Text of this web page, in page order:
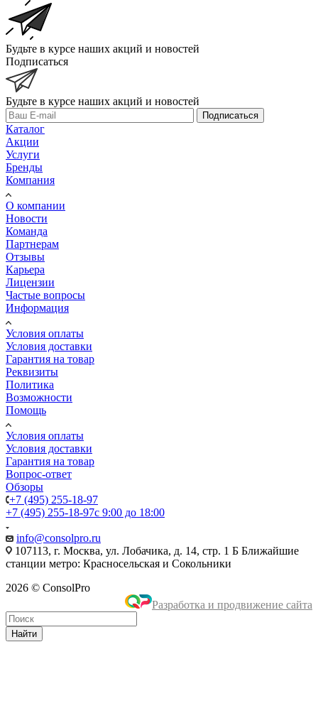
Будьте в курсе наших акций и новостей
Подписаться
Будьте в курсе наших акций и новостей
Подписаться
Каталог
Акции
Услуги
Бренды
Компания
О компании
Новости
Команда
Партнерам
Отзывы
Карьера
Лицензии
Частые вопросы
Информация
Условия оплаты
Условия доставки
Гарантия на товар
Реквизиты
Политика
Возможности
Помощь
Условия оплаты
Условия доставки
Гарантия на товар
Вопрос-ответ
Обзоры
+7 (495) 255-18-97
+7 (495) 255-18-97с 9:00 до 18:00
info@consolpro.ru
107113, г. Москва, ул. Лобачика, д. 14, стр. 1 Б Ближайшие
станции метро: Красносельская и Сокольники
2026 © ConsolPro
Разработка и продвижение сайта
Найти